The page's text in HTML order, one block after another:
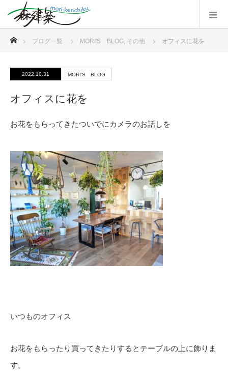
ブログ一覧 MORI'S BLOG, その他 オフィスに花を
2022.10.31 MORI'S BLOG
オフィスに花を
お花をもらってきたついでにカメラのお話しを
いつものオフィス
お花をもらったり買ってきたりするとテーブルの上に飾りま
す。